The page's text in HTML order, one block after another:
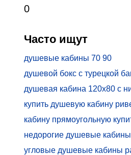
0
Часто ищут
душевые кабины 70 90
душевой бокс с турецкой
душевая кабина 120х80 с
купить душевую кабину
кабину прямоугольную
недорогие душевые кабины
угловые душевые кабины